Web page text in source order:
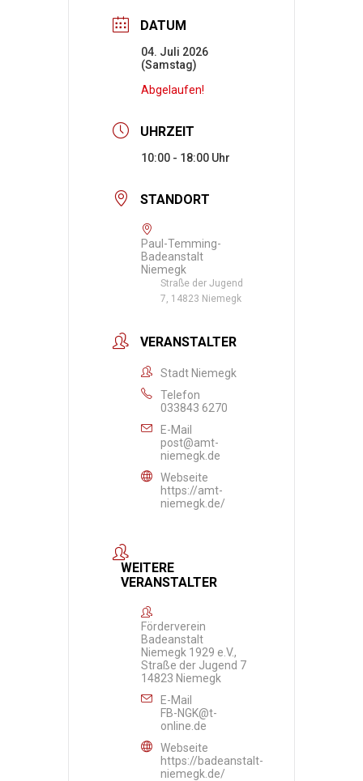
DATUM
04. Juli 2026
(Samstag)
Abgelaufen!
UHRZEIT
10:00 - 18:00
STANDORT
Paul-Temming-
Badeanstalt
Niemegk
Straße der Jugend
7, 14823 Niemegk
VERANSTALTER
Stadt Niemegk
Telefon
033843 6270
E-Mail
post@amt-
niemegk.de
Webseite
https://amt-
niemegk.de/
WEITERE
VERANSTALTER
Förderverein
Badeanstalt
Niemegk 1929 e.V.,
Straße der Jugend 7
14823 Niemegk
E-Mail
FB-NGK@t-
online.de
Webseite
https://badeanstalt-
niemegk.de/